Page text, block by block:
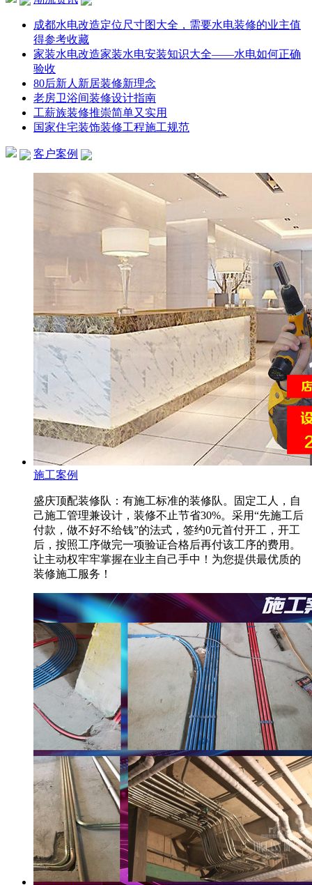
成都水电改造定位尺寸图大全，需要水电装修的业主值
得参考收藏
家装水电改造家装水电安装知识大全——水电如何正确
验收
80后新人新居装修新理念
老房卫浴间装修设计指南
工薪族装修推崇简单又实用
国家住宅装饰装修工程施工规范
客户案例
施工案例
盛庆顶配装修队：有施工标准的装修队。固定工人，自
己施工管理兼设计，装修不止节省30%。采用“先施工后
付款，做不好不给钱”的法式，签约0元首付开工，开工
后，按照工序做完一项验证合格后再付该工序的费用。
让主动权牢牢掌握在业主自己手中！为您提供最优质的
装修施工服务！